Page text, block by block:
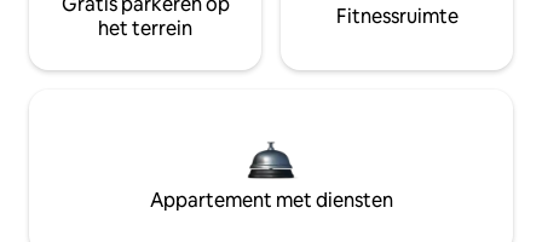
het terrein
Fitnessruimte
Appartement met diensten